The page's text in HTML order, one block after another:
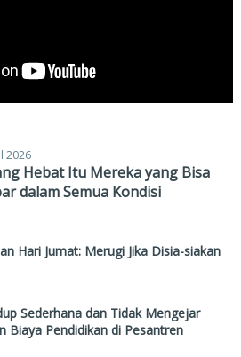
2026
Hebat Itu Mereka yang Bisa
dalam Semua Kondisi
Hari Jumat: Merugi Jika Disia-siakan
Sederhana dan Tidak Mengejar
Biaya Pendidikan di Pesantren